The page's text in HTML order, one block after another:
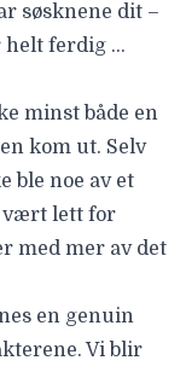
søsknene dit –
helt ferdig …
minst både en
kom ut. Selv
ble noe av et
vært lett for
med mer av det
en genuin
Vi blir